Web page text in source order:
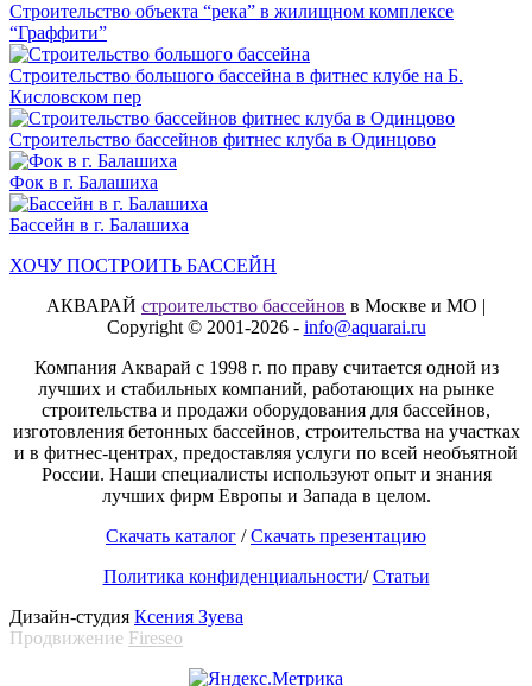
Строительство объекта “река” в жилищном комплексе
“Граффити”
Строительство большого бассейна в фитнес клубе на Б.
Кисловском пер
Строительство бассейнов фитнес клуба в Одинцово
Фок в г. Балашиха
Бассейн в г. Балашиха
ХОЧУ ПОСТРОИТЬ БАССЕЙН
АКВАРАЙ строительство бассейнов в Москве и МО |
Copyright © 2001-2026 - info@aquarai.ru
Компания Акварай с 1998 г. по праву считается одной из
лучших и стабильных компаний, работающих на рынке
строительства и продажи оборудования для бассейнов,
изготовления бетонных бассейнов, строительства на участках
и в фитнес-центрах, предоставляя услуги по всей необъятной
России. Наши специалисты используют опыт и знания
лучших фирм Европы и Запада в целом.
Скачать каталог / Скачать презентацию
Политика конфиденциальности/Статьи
Дизайн-студия Ксения Зуева
Продвижение Fireseo